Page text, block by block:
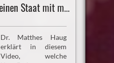
Da kann man keinen Staat mit machen
Dr. Matthes Haug
erklärt in diesem
Video, welche